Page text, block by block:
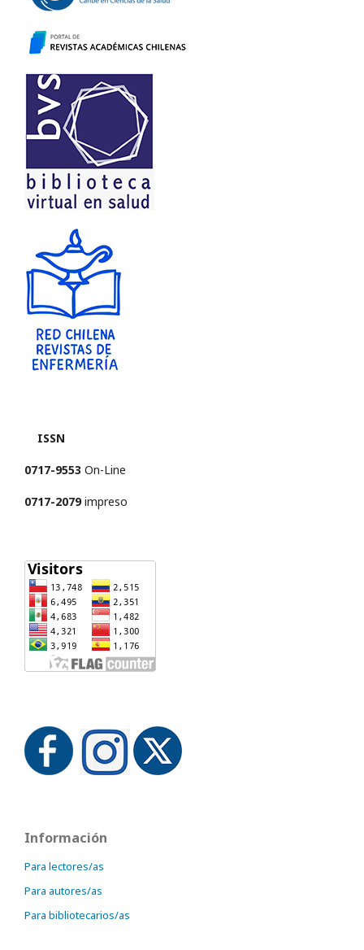
ISSN
0717-9553 On-Line
0717-2079impreso
Información
Para lectores/as
Para autores/as
Para bibliotecarios/as